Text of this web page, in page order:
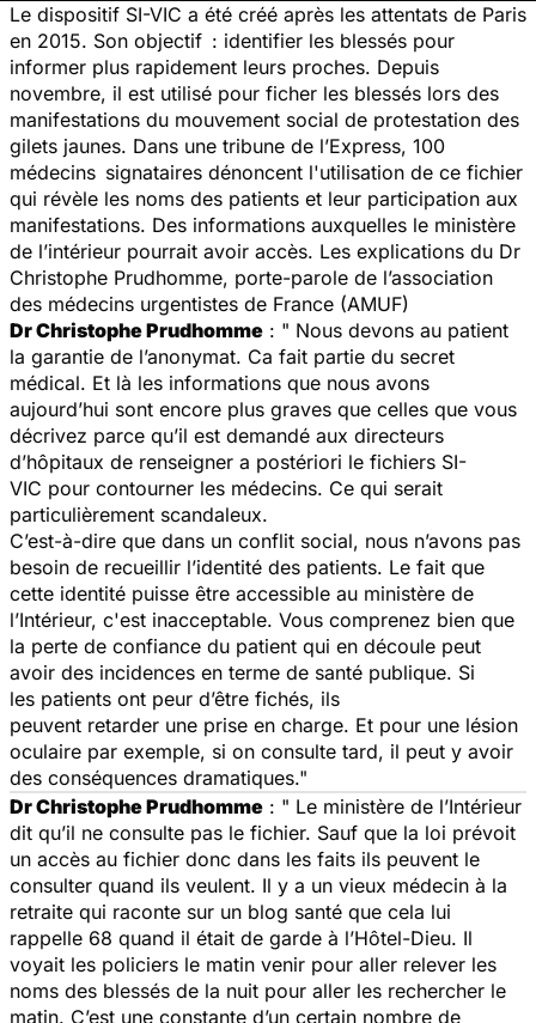
Le dispositif SI-VIC a été créé après les attentats de Paris
en 2015. Son objectif : identifier les blessés pour
informer plus rapidement leurs proches. Depuis
novembre, il est utilisé pour ficher les blessés lors des
manifestations du mouvement social de protestation des
gilets jaunes. Dans une tribune de l’Express, 100
médecins signataires dénoncent l'utilisation de ce fichier
qui révèle les noms des patients et leur participation aux
manifestations. Des informations auxquelles le ministère
de l’intérieur pourrait avoir accès. Les explications du Dr
Christophe Prudhomme, porte-parole de l’association
des médecins urgentistes de France (AMUF)
Dr Christophe Prudhomme : " Nous devons au patient
la garantie de l’anonymat. Ca fait partie du secret
médical. Et là les informations que nous avons
aujourd’hui sont encore plus graves que celles que vous
décrivez parce qu’il est demandé aux directeurs
d’hôpitaux de renseigner a postériori le fichiers SI-
VIC pour contourner les médecins. Ce qui serait
particulièrement scandaleux.
C’est-à-dire que dans un conflit social, nous n’avons pas
besoin de recueillir l’identité des patients. Le fait que
cette identité puisse être accessible au ministère de
l’Intérieur, c'est inacceptable. Vous comprenez bien que
la perte de confiance du patient qui en découle peut
avoir des incidences en terme de santé publique. Si
les patients ont peur d’être fichés, ils
peuvent retarder une prise en charge. Et pour une lésion
oculaire par exemple, si on consulte tard, il peut y avoir
des conséquences dramatiques."
Dr Christophe Prudhomme : " Le ministère de l’Intérieur
dit qu’il ne consulte pas le fichier. Sauf que la loi prévoit
un accès au fichier donc dans les faits ils peuvent le
consulter quand ils veulent. Il y a un vieux médecin à la
retraite qui raconte sur un blog santé que cela lui
rappelle 68 quand il était de garde à l’Hôtel-Dieu. Il
voyait les policiers le matin venir pour aller relever les
noms des blessés de la nuit pour aller les rechercher le
matin. C’est une constante d’un certain nombre de